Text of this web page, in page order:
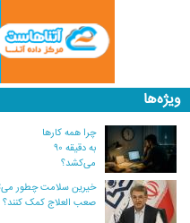
ویژه‌ها
چرا همه کارها
به دقیقه ۹۰
می‌کشد؟
خیرین سلامت چطور
صعب العلاج کمک کنند؟